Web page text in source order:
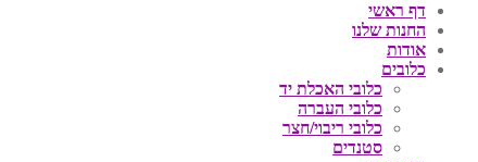
דף ראשי
החנות שלנו
אודות
כלובים
כלובי האכלת יד
כלובי העברה
כלובי ריבוי/חצר
סטנדים